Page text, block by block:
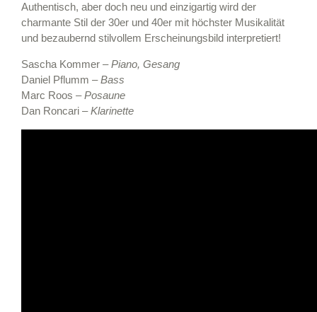
Authentisch, aber doch neu und einzigartig wird der
charmante Stil der 30er und 40er mit höchster Musikalität
und bezaubernd stilvollem Erscheinungsbild interpretiert!
Sascha Kommer –Piano, Gesang
Daniel Pflumm –Bass
Marc Roos –Posaune
Dan Roncari –Klarinette